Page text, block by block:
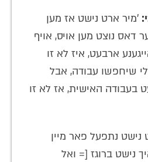
'מיר ארט נישט אז מען
דאס נוצט מען אויס, אויף
ארבעט, איז לא זו
שיחפשו עבודה, אבל
בעבודה האישית, אז לא זו
נישט נתפעל פאר מיין
נישט ברוגז [= ואל